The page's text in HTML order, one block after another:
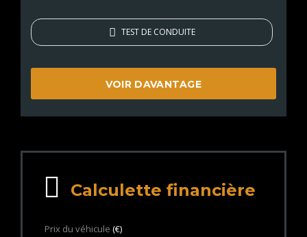
TEST DE CONDUITE
VOIR DAVANTAGE
Calculette financière
Prix du véhicule (€)